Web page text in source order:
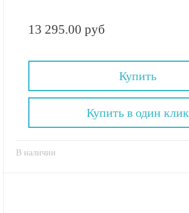
13 295.00 руб
Купить
В наличии
Купить в один клик